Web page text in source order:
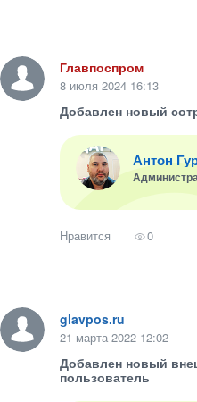
Главпоспром
8 июля 2024 16:13
Добавлен новый
Антон
Нравится 0
glavpos.ru
21 марта 2022 12:02
Добавлен новый
пользователь